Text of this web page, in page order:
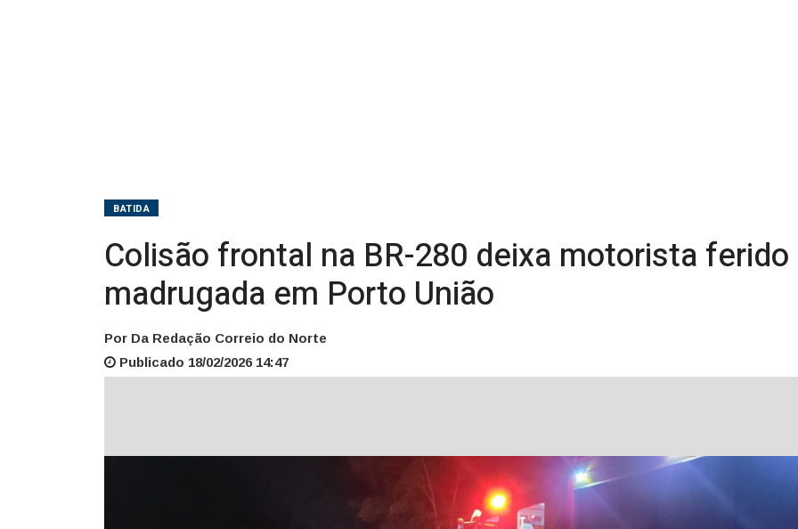
BATIDA
Colisão frontal na BR-280 deixa motorista
madrugada em Porto União
Por Da Redação Correio do Norte
Publicado 18/02/2026 14:47